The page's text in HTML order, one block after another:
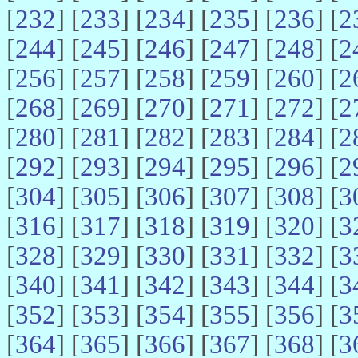
[232] [233] [234] [235] [236] [
[244] [245] [246] [247] [248] [
[256] [257] [258] [259] [260] [
[268] [269] [270] [271] [272] [
[280] [281] [282] [283] [284] [
[292] [293] [294] [295] [296] [
[304] [305] [306] [307] [308] [
[316] [317] [318] [319] [320] [
[328] [329] [330] [331] [332] [
[340] [341] [342] [343] [344] [
[352] [353] [354] [355] [356] [
[364] [365] [366] [367] [368] [